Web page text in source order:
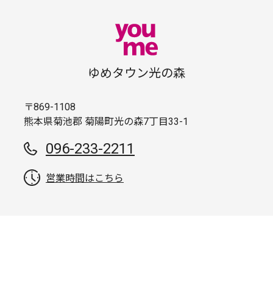
ゆめタウン光の森
〒869-1108
熊本県菊池郡 菊陽町光の森7丁目33-1
096-233-2211
営業時間はこちら